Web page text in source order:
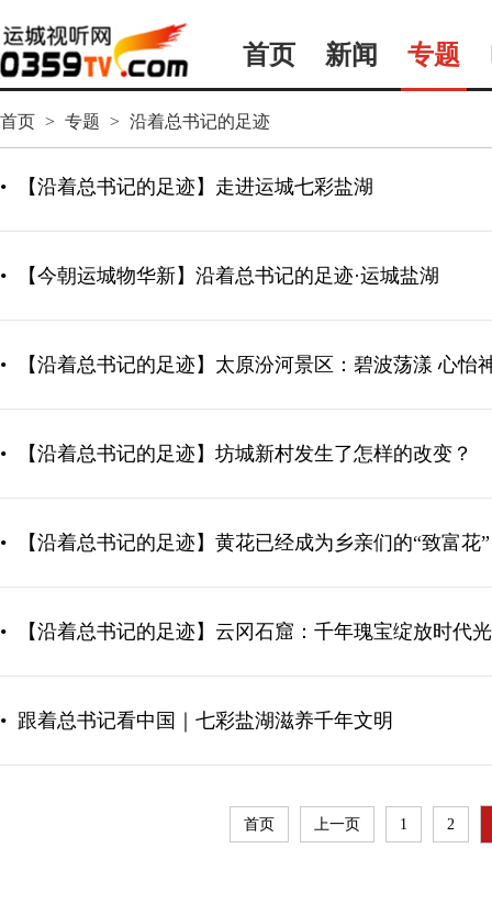
首页 新闻 专题
首页 > 专题 > 沿着总书记的足迹
• 【沿着总书记的足迹】走进运城七彩盐湖
• 【今朝运城物华新】沿着总书记的足迹·运城盐湖
• 【沿着总书记的足迹】太原汾河景区：碧波荡漾 心怡
• 【沿着总书记的足迹】坊城新村发生了怎样的改变？
• 【沿着总书记的足迹】黄花已经成为乡亲们的“致富花”
• 【沿着总书记的足迹】云冈石窟：千年瑰宝绽放时代
• 跟着总书记看中国｜七彩盐湖滋养千年文明
首页 上一页 1 2